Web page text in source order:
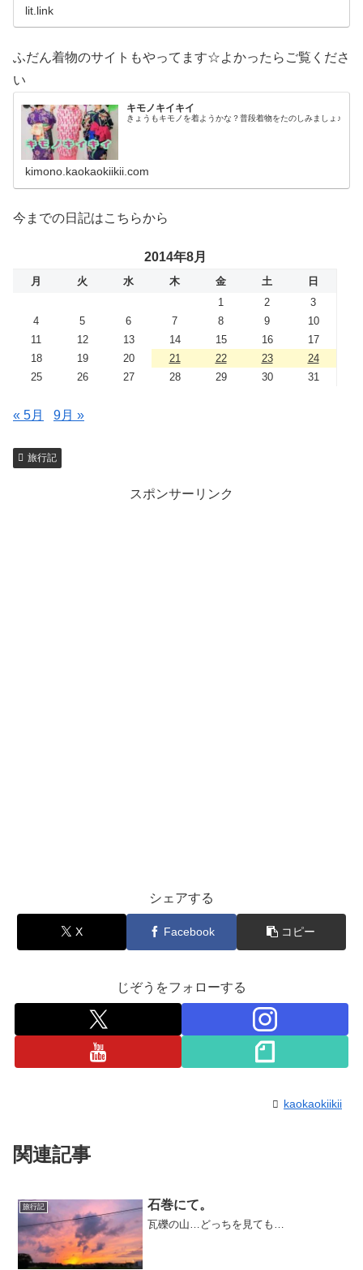
lit.link
ふだん着物のサイトもやってます☆よかったらご覧くださ
い
キモノキイキイ
きょうもキモノを着ようかな？普段着物をたのしみましょ♪
kimono.kaokaokiikii.com
今までの日記はこちらから
2014年8月
月 火 水 木 金 土
日
1
2
3
4
5 6 7 8 9
10
11
12 13 14 15 16
17
18
19 20 21 22 23
24
25
26 27 28 29 30 31
« 5月 9月 »
旅行記
スポンサーリンク
シェアする
X Facebook コピー
じぞうをフォローする
kaokaokiikii
関連記事
旅行記 石巻にて。
瓦礫の山…どっちを見ても…